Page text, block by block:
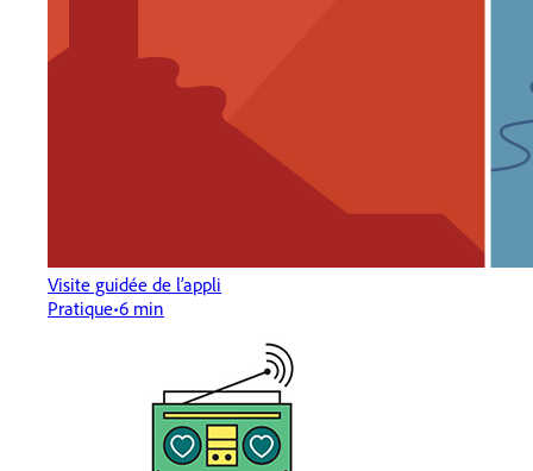
Visite guidée de l’appli
Pratique 6 min